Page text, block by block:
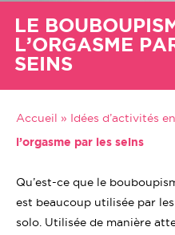
LE
L’ORGASME
SEINS
Accueil » Idées d’activités
l’orgasme par les seins
Qu’est-ce que le
est beaucoup utilisée par
solo. Utilisée de manière